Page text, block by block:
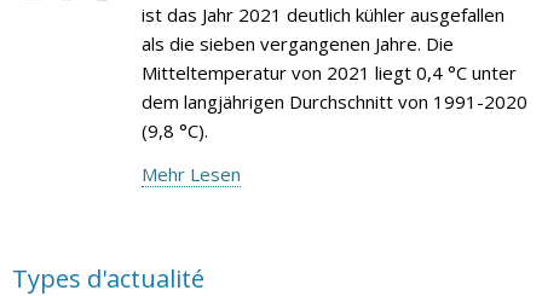
ist das Jahr 2021 deutlich kühler ausgefallen
als die sieben vergangenen Jahre. Die
Mitteltemperatur von 2021 liegt 0,4 °C unter
dem langjährigen Durchschnitt von 1991-2020
(9,8 °C).
Mehr Lesen
Types d'actualité